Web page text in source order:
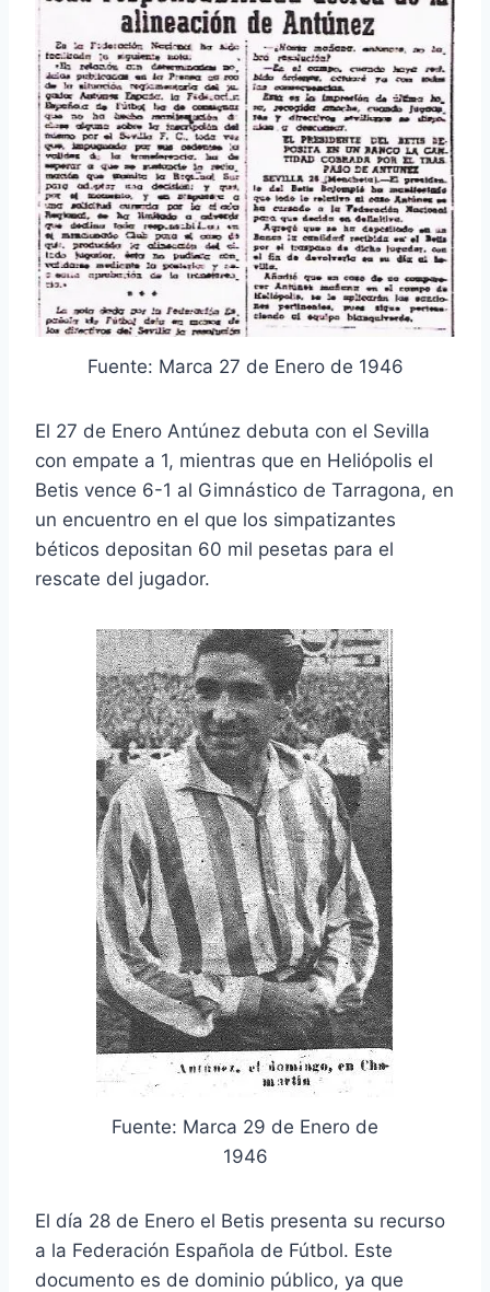
Fuente: Marca 27 de Enero de 1946
El 27 de Enero Antúnez debuta con el Sevilla
con empate a 1, mientras que en Heliópolis el
Betis vence 6-1 al Gimnástico de Tarragona, en
un encuentro en el que los simpatizantes
béticos depositan 60 mil pesetas para el
rescate del jugador.
Fuente: Marca 29 de Enero de
1946
El día 28 de Enero el Betis presenta su recurso
a la Federación Española de Fútbol. Este
documento es de dominio público, ya que